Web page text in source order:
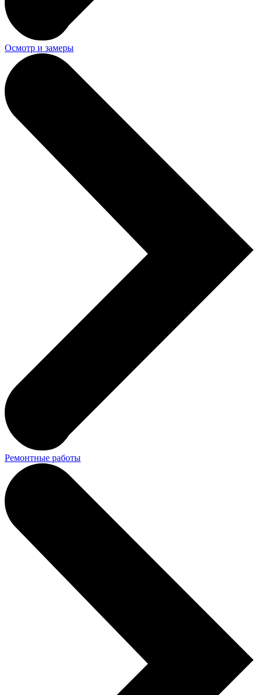
Осмотр и замеры
Ремонтные работы